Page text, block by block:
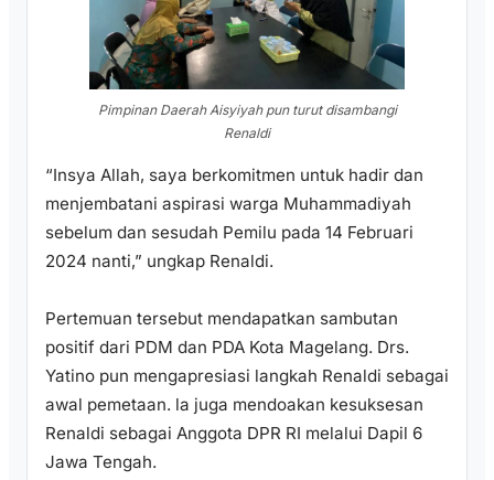
Pimpinan Daerah Aisyiyah pun turut disambangi
Renaldi
“Insya Allah, saya berkomitmen untuk hadir dan
menjembatani aspirasi warga Muhammadiyah
sebelum dan sesudah Pemilu pada 14 Februari
2024 nanti,” ungkap Renaldi.
Pertemuan tersebut mendapatkan sambutan
positif dari PDM dan PDA Kota Magelang. Drs.
Yatino pun mengapresiasi langkah Renaldi sebagai
awal pemetaan. la juga mendoakan kesuksesan
Renaldi sebagai Anggota DPR RI melalui Dapil 6
Jawa Tengah.